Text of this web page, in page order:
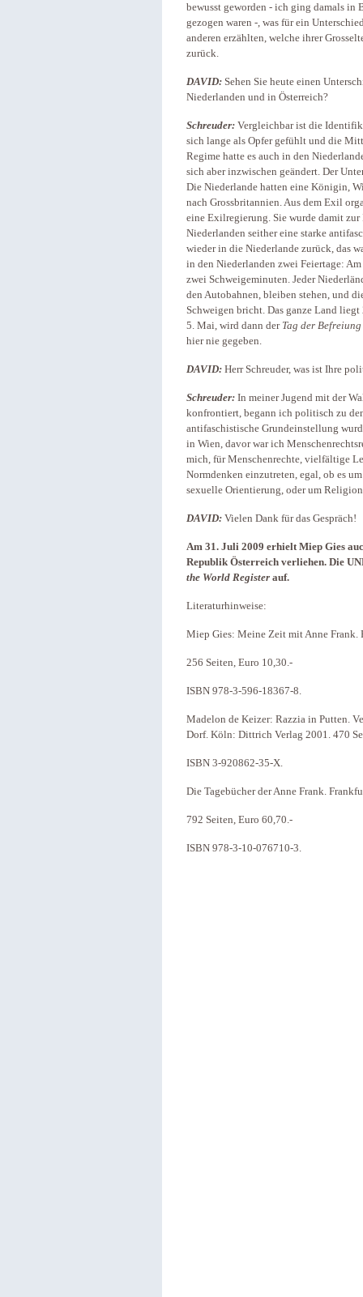
bewusst geworden - ich ging damals
gezogen waren -, was für ein
anderen erzählten, welche ihrer
zurück.
DAVID: Sehen Sie heute einen
Niederlanden und in Österreich?
Schreuder: Vergleichbar ist die
sich lange als Opfer gefühlt und die
Regime hatte es auch in den
sich aber inzwischen geändert. Der
Die Niederlande hatten eine Königin,
nach Grossbritannien. Aus dem Exil
eine Exilregierung. Sie wurde damit
Niederlanden seither eine starke
wieder in die Niederlande zurück, das
in den Niederlanden zwei Feiertage:
zwei Schweigeminuten. Jeder
den Autobahnen, bleiben stehen, und
Schweigen bricht. Das ganze Land
5. Mai, wird dann der Tag der Befreiung
hier nie gegeben.
DAVID: Herr Schreuder, was ist Ihre
Schreuder: In meiner Jugend mit der
konfrontiert, begann ich politisch zu
antifaschistische Grundeinstellung
in Wien, davor war ich
mich, für Menschenrechte, vielfältige
Normdenken einzutreten, egal, ob es
sexuelle Orientierung, oder um
DAVID: Vielen Dank für das Gespräch!
Am 31. Juli 2009 erhielt Miep Gies
Republik Österreich verliehen. Die
the World Register auf.
Literaturhinweise:
Miep Gies: Meine Zeit mit Anne Frank.
256 Seiten, Euro 10,30.-
ISBN 978-3-596-18367-8.
Madelon de Keizer: Razzia in Putten.
Dorf. Köln: Dittrich Verlag 2001. 470
ISBN 3-920862-35-X.
Die Tagebücher der Anne Frank.
792 Seiten, Euro 60,70.-
ISBN 978-3-10-076710-3.